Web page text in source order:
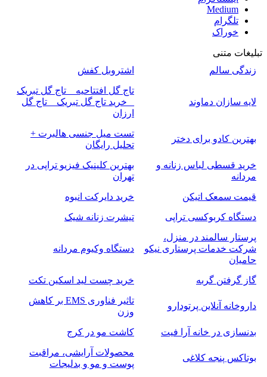
Medium
تلگرام
خوراک
تبلیغات متنی
زندگی سالم
اشتروبل کفش
لایه سازان دماوند
تاج گل افتتاحیه _ تاج گل تبریک
_ خرید تاج گل تبریک _ تاج گل
ارزان
بهترین کادو برای دختر
تست میل جنسی هالبرت +
تحلیل رایگان
خرید قسطی لباس زنانه و
مردانه
بهترین کلینیک فیزیو تراپی در
تهران
قیمت سمعک اتیکن
خرید دایرکت انبوه
دستگاه کربوکسی تراپی
تیشرت زنانه شیک
پرستار سالمند در منزل،
شرکت خدمات پرستاری نیکو
حامیان
دستگاه وکیوم مردانه
گاز گرفتن گربه خرید چست لید اسکین تکت
داروخانه آنلاین پرتودارو
تاثیر فناوری EMS بر کاهش
وزن
بدنسازی در خانه آرا فیت
کاشت مو در کرج
بوتاکس پنجه کلاغی
محصولات آرایشی، مراقبت
پوست و مو و بدلیجات